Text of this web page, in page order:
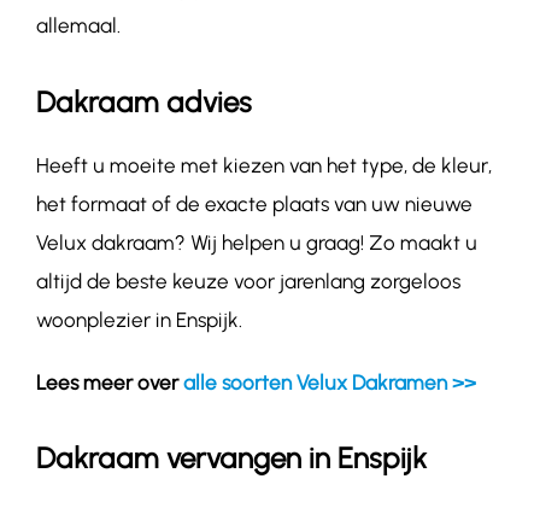
allemaal.
Dakraam advies
Heeft u moeite met kiezen van het type, de kleur,
het formaat of de exacte plaats van uw nieuwe
Velux dakraam? Wij helpen u graag! Zo maakt u
altijd de beste keuze voor jarenlang zorgeloos
woonplezier in Enspijk.
Lees meer overalle soorten Velux Dakramen >>
Dakraam vervangen in Enspijk